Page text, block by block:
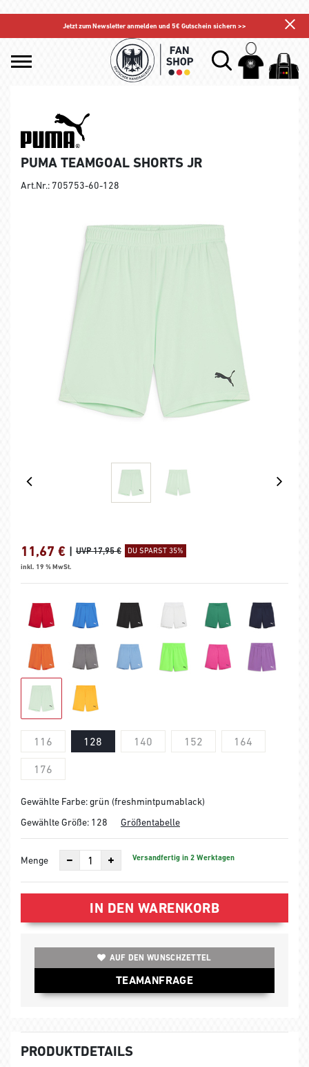
Jetzt zum Newsletter anmelden und 5€ Gutschein sichern >>
PUMA TEAMGOAL SHORTS JR
Art.Nr.: 705753-60-128
11,67 € | UVP 17,95 € DU SPARST 35%
inkl. 19 % MwSt.
116 128 140 152 164
176
Gewählte Farbe: grün (freshmintpumablack)
Gewählte Größe: 128 Größentabelle
Menge Versandfertig in 2 Werktagen
IN DEN WARENKORB
AUF DEN WUNSCHZETTEL
TEAMANFRAGE
PRODUKTDETAILS